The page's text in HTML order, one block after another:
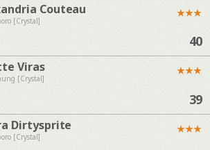
Couteau
[Crystal]
★★★
40
Viras
[Crystal]
★★★
39
Dirtysprite
[Crystal]
★★★